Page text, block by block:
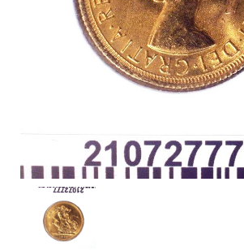
Avers
produit